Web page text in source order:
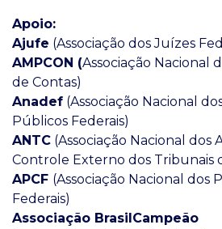
Apoio:
Ajufe (Associação dos Juízes
AMPCON (Associação Nacional
de Contas)
Anadef (Associação Nacional
Públicos Federais)
ANTC (Associação Nacional dos
Controle Externo dos Tribunais
APCF (Associação Nacional dos
Federais)
Associação BrasilCampeão